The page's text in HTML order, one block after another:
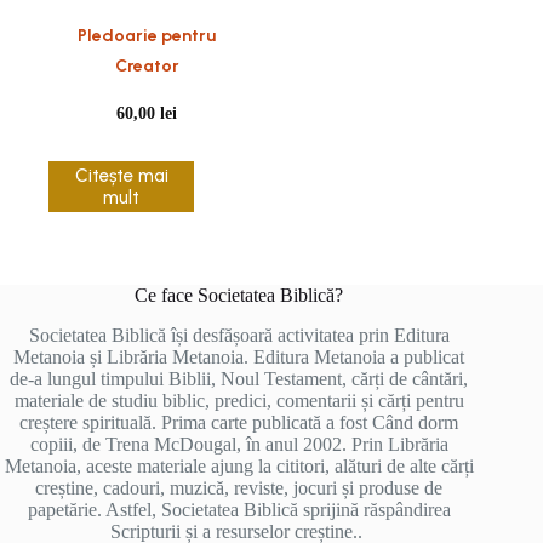
Pledoarie pentru
Creator
60,00lei
Citește mai
mult
Ce face Societatea Biblică?
Societatea Biblică își desfășoară activitatea prin Editura
Metanoia și Librăria Metanoia. Editura Metanoia a publicat
de-a lungul timpului Biblii, Noul Testament, cărți de cântări,
materiale de studiu biblic, predici, comentarii și cărți pentru
creștere spirituală. Prima carte publicată a fost Când dorm
copiii, de Trena McDougal, în anul 2002. Prin Librăria
Metanoia, aceste materiale ajung la cititori, alături de alte cărți
creștine, cadouri, muzică, reviste, jocuri și produse de
papetărie. Astfel, Societatea Biblică sprijină răspândirea
Scripturii și a resurselor creștine..